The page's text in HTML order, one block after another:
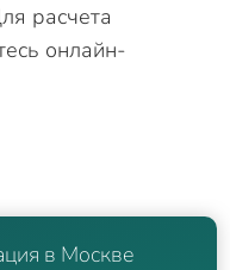
расчета
онлайн-
в Москве